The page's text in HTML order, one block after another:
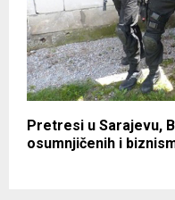
Pretresi u Sarajevu,
osumnjičenih i